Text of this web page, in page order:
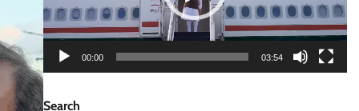
00:00 03:54
Search